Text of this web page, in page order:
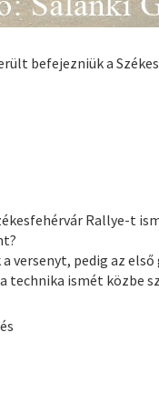
befejezniük a
Rallye-t
versenyt, pedig az
technika ismét közbe